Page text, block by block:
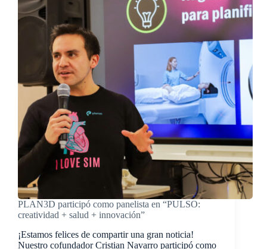
PLAN3D participó como panelista en “PULSO:
creatividad + salud + innovación”
¡Estamos felices de compartir una gran noticia!
Nuestro cofundador Cristian Navarro participó como